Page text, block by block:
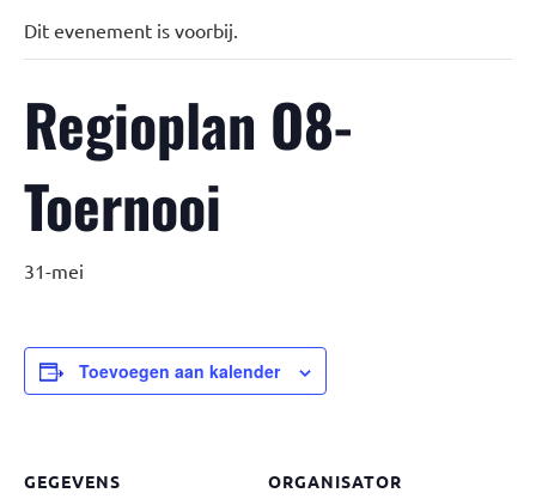
Dit evenement is voorbij.
Regioplan O8-
Toernooi
31-mei
Toevoegen aan kalender
GEGEVENS ORGANISATOR